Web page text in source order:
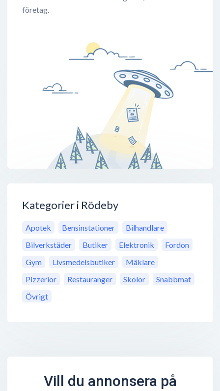
företag.
Kategorier i Rödeby
Apotek Bensinstationer
Bilhandlare
Bilverkstäder
Butiker Elektronik
Fordon
Gym
Livsmedelsbutiker
Mäklare
Pizzerior
Restauranger Skolor
Snabbmat
Övrigt
Vill du annonsera på